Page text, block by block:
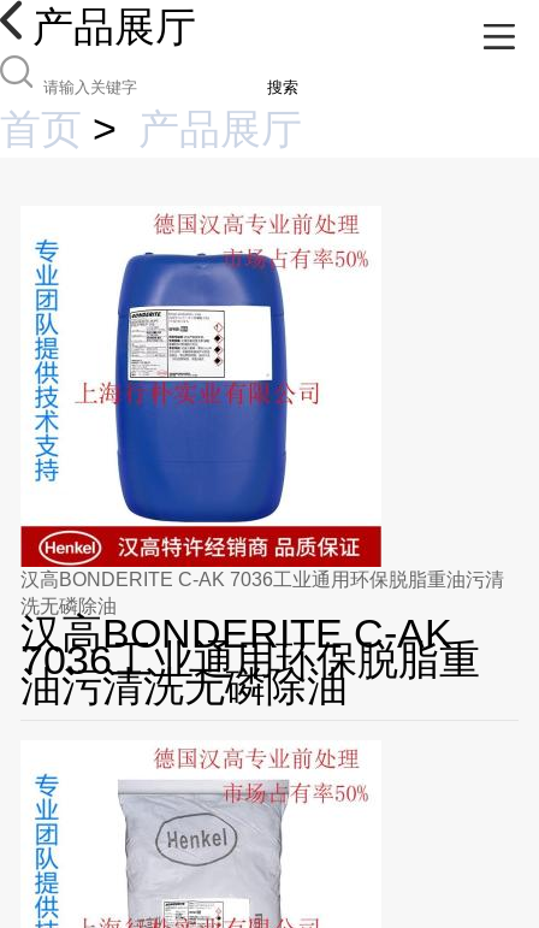
产品展厅
搜索
首页 > 产品展厅
汉高BONDERITE C-AK 7036工业通用环保脱脂重油污清
洗无磷除油
汉高BONDERITE C-AK
7036工业通用环保脱脂重
油污清洗无磷除油